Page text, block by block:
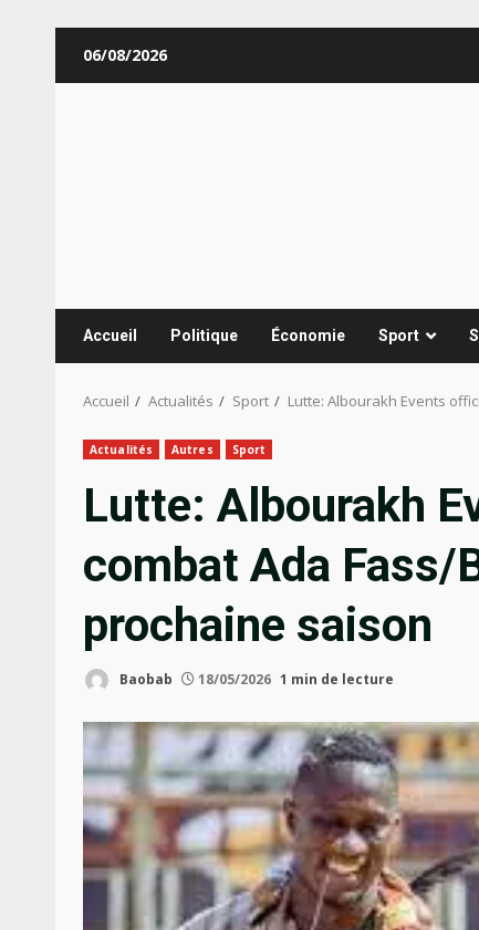
06/08/2026
Accueil Politique Économie Sport
Accueil Actualités Sport Lutte: Albourakh Events
Actualités Autres Sport
Lutte: Albourakh
combat Ada Fass/
prochaine saison
Baobab 18/05/2026 1 min de lecture